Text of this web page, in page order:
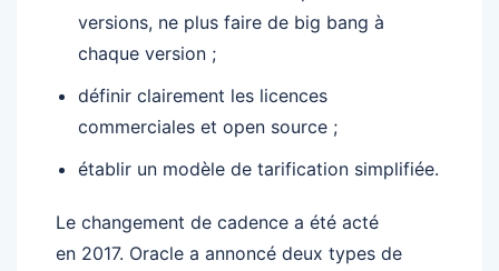
versions, ne plus faire de big bang à
chaque version ;
définir clairement les licences
commerciales et open source ;
établir un modèle de tarification simplifiée.
Le changement de cadence a été acté
en 2017. Oracle a annoncé deux types de